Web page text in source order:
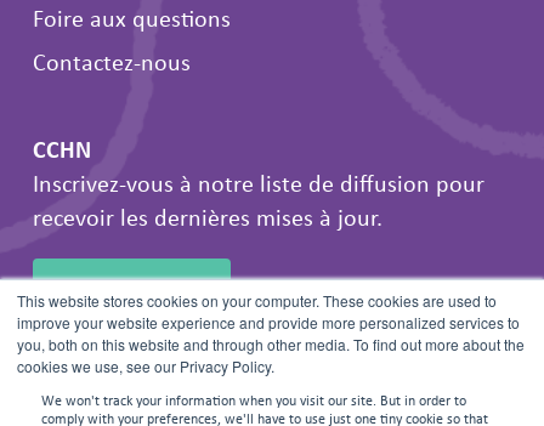
This website stores cookies on your computer. These cookies are used to
improve your website experience and provide more personalized services to
you, both on this website and through other media. To find out more about the
cookies we use, see our Privacy Policy.
We won't track your information when you visit our site. But in order to
comply with your preferences, we'll have to use just one tiny cookie so that
Foire aux questions
Contactez-nous
CCHN
Inscrivez-vous à notre liste de diffusion pour
recevoir les dernières mises à jour.
INSCRIVEZ-VOUS